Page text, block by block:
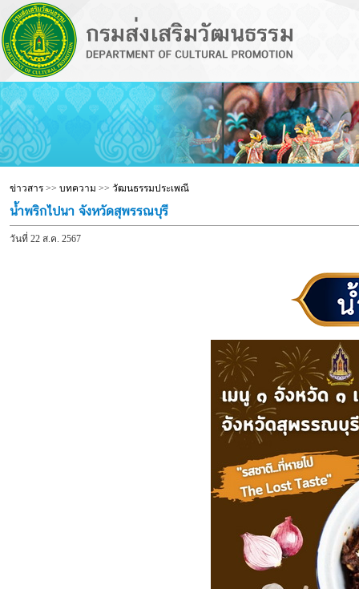
ข่าวสาร>> บทความ >> วัฒนธรรมประเพณี
น้ำพริกไปนา จังหวัดสุพรรณบุรี
วันที่ 22 ส.ค. 2567